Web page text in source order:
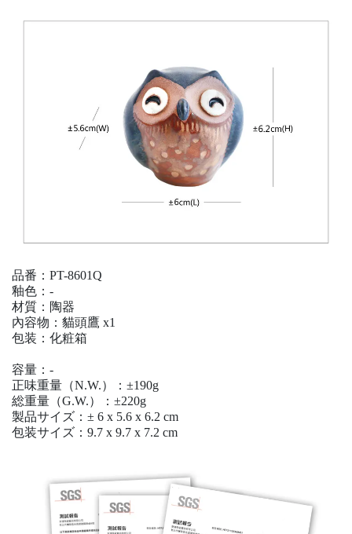
品番： PT-8601Q
釉色：-
材質：陶器
內容物：貓頭鷹 x1
包装：化粧箱
容量：-
正味重量（N.W.）：±190g
総重量（G.W.）： ±220g
製品サイズ：± 6 x 5.6 x 6.2 cm
包装サイズ： 9.7 x 9.7 x 7.2 cm